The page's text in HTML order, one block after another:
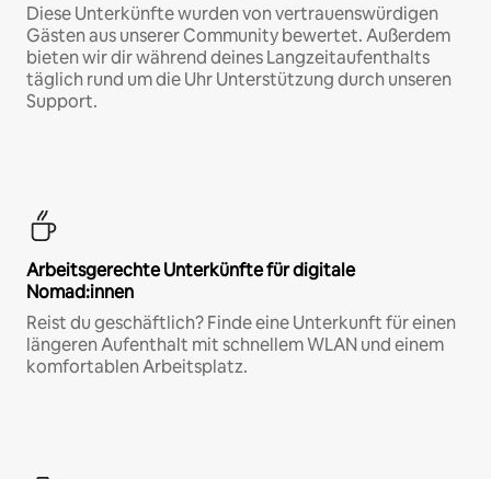
Diese Unterkünfte wurden von vertrauenswürdigen
Gästen aus unserer Community bewertet. Außerdem
bieten wir dir während deines Langzeitaufenthalts
täglich rund um die Uhr Unterstützung durch unseren
Support.
Arbeitsgerechte Unterkünfte für digitale
Nomad:innen
Reist du geschäftlich? Finde eine Unterkunft für einen
längeren Aufenthalt mit schnellem WLAN und einem
komfortablen Arbeitsplatz.